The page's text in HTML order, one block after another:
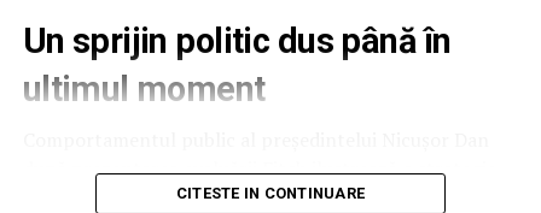
instanța de apel investită cu judecarea cauzei.
Adică, dosarele SIIJ sunt susținute in instanță de
Soluțiile procurorilor (clasare sau renunțare la
urmărirea penală) sau trimiterile in judecata trebuie să
Un sprijin politic dus până în
ultimul moment
după prezentarea evaluării Fitch ilustrează o strategie
de protejare a stabilității naționale. Deși raportul
CITESTE IN CONTINUARE